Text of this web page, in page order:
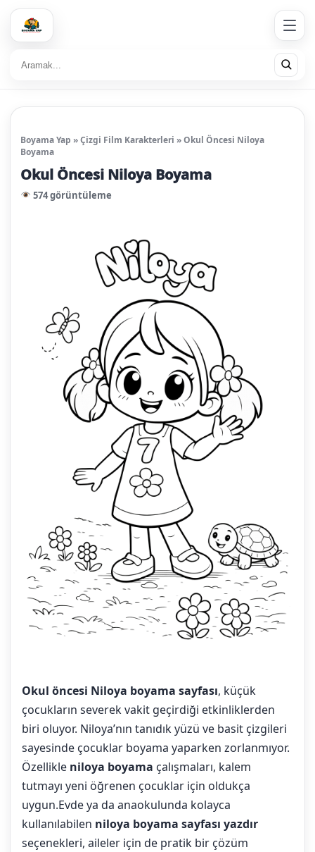
Boyama Yap »Çizgi Film Karakterleri »Okul Öncesi Niloya
Boyama
Okul Öncesi Niloya Boyama
574 görüntüleme
Okul öncesi Niloya boyama sayfası, küçük
çocukların severek vakit geçirdiği etkinliklerden
biri oluyor. Niloya’nın tanıdık yüzü ve basit çizgileri
sayesinde çocuklar boyama yaparken zorlanmıyor.
Özellikle niloya boyama çalışmaları, kalem
tutmayı yeni öğrenen çocuklar için oldukça
uygun.Evde ya da anaokulunda kolayca
kullanılabilen niloya boyama sayfası yazdır
seçenekleri, aileler için de pratik bir çözüm